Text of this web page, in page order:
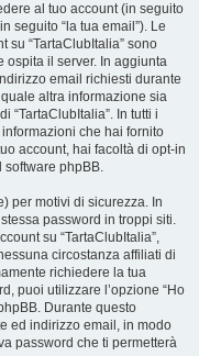
al tuo account (in seguito
seguito “la tua email”). Le
su “TartaClubItalia” sono
ospita il server. In aggiunta
email richiesti durante
altra informazione sia
“TartaClubItalia”. In tutti i
che hai fornito
account, hai facoltà di opt-in
software phpBB.
per motivi di sicurezza. In
password in troppi siti.
su “TartaClubItalia”,
circostanza affiliati di
richiedere la tua
puoi utilizzare l’opzione “Ho
Durante questo
ed indirizzo email, in modo
password che ti permetterà